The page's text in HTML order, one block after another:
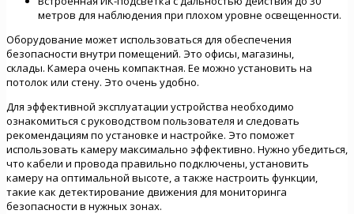
метров для наблюдения при плохом уровне освещенности.
Оборудование может использоваться для обеспечения
безопасности внутри помещений. Это офисы, магазины,
склады. Камера очень компактная. Ее можно установить на
потолок или стену. Это очень удобно.
Для эффективной эксплуатации устройства необходимо
ознакомиться с руководством пользователя и следовать
рекомендациям по установке и настройке. Это поможет
использовать камеру максимально эффективно. Нужно убедиться,
что кабели и провода правильно подключены, установить
камеру на оптимальной высоте, а также настроить функции,
такие как детектирование движения для мониторинга
безопасности в нужных зонах.